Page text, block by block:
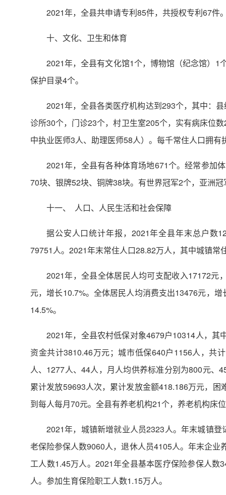
2021年，全县共申请专利85件，共授权专利67件
十、文化、卫生和体育
2021年，全县有文化馆1个，博物馆（纪念馆）1
保护目录4个。
2021年，全县各类医疗机构达到293个，其中：
诊所30个，门诊23个，村卫生室205个，实有病床位
中执业医师3人、助理医师58人）。每千常住人口拥
2021年，全县有各种体育场地671个。经常参加
70块、银牌52块、铜牌38块。有世界冠军2个，亚洲
十一、 人口、人民生活和社会保障
据公安人口统计年报，2021年全县年末总户数
79751人。2021年末常住人口28.82万人，其中城镇常
2021年，全县全体居民人均可支配收入17172元
元，增长10.7%。全体居民人均消费支出13476元，
14.5%。
2021年，全县农村低保对象4679户10314人，其
资金共计3810.46万元；城市低保640户1156人，共
人、1277人、44人，月人均供养标准分别为800元、
累计发放59693人次，累计发放金额418.186万元，
到每人每月70元。全县有养老机构21个，养老机构床
2021年，城镇新增就业人员2323人。年末城镇
老保险参保人数9060人，退休人员4105人。年末企
工人数1.45万人。2021年全县基本医疗保险参保人
人。参加生育保险职工人数1.15万人。